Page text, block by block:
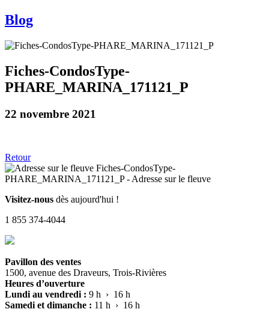
Blog
Fiches-CondosType-
PHARE_MARINA_171121_P
22 novembre 2021
Retour
Visitez-nous dès aujourd'hui !
1 855 374-4044
Pavillon des ventes
1500, avenue des Draveurs, Trois-Rivières
Heures d’ouverture
Lundi au vendredi : 9 h › 16 h
Samedi et dimanche : 11 h › 16 h